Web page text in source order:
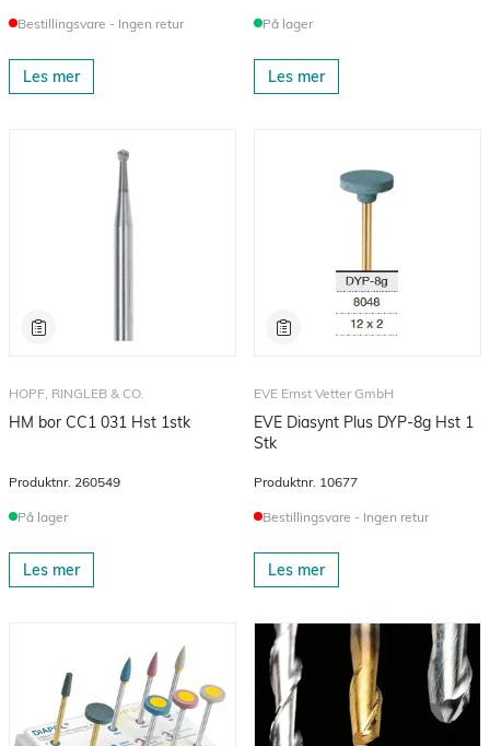
Bestillingsvare - Ingen retur
Les mer
På lager
Les mer
HOPF, RINGLEB & CO.
HM bor CC1 031 Hst 1stk
Produktnr. 260549
På lager
Les mer
EVE Ernst Vetter GmbH
EVE Diasynt Plus DYP-8g Hst 1
Stk
Produktnr. 10677
Bestillingsvare - Ingen retur
Les mer